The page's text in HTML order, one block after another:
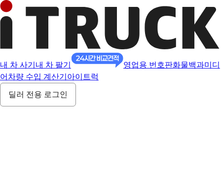
내 차 사기 내 차 팔기 영업용 번호판화물백과미디
어 차량 수입 계산기 아이트럭
딜러 전용 로그인